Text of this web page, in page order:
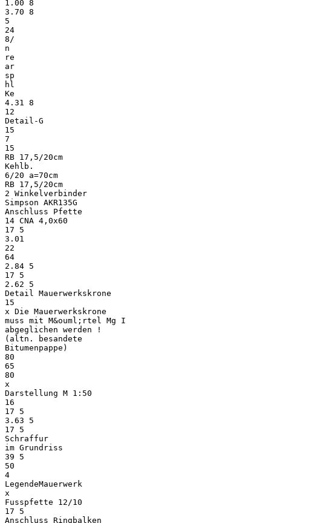
1.00 8
3.70 8
5
24
8/
n
re
ar
sp
hl
Ke
4.31 8
12
Detail-G
15
7
15
RB 17,5/20cm
Kehlb.
6/20 a=70cm
RB 17,5/20cm
2 Winkelverbinder
Simpson AKR135G
Anschluss Pfette
14 CNA 4,0x60
17 5
3.01
22
64
2.84 5
17 5
2.62 5
Detail Mauerwerkskrone
15
x Die Mauerwerkskrone
muss mit M&ouml;rtel Mg I
abgeglichen werden !
(altn. besandete
Bitumenpappe)
80
65
80
x
Darstellung M 1:50
16
17 5
3.63 5
17 5
Schraffur
im Grundriss
39 5
50
4
LegendeMauerwerk
x
Fusspfette 12/10
17 5
Anschluss Ringbalken